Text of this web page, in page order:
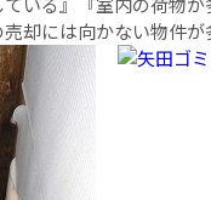
却には向かない物件が